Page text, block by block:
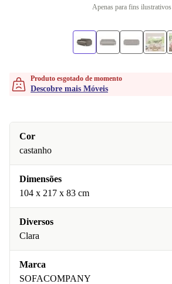
Apenas para fins ilustrativos
Produto esgotado de momento
Descobre mais Móveis
Cor
castanho
Dimensões
104 x 217 x 83 cm
Diversos
Clara
Marca
SOFACOMPANY